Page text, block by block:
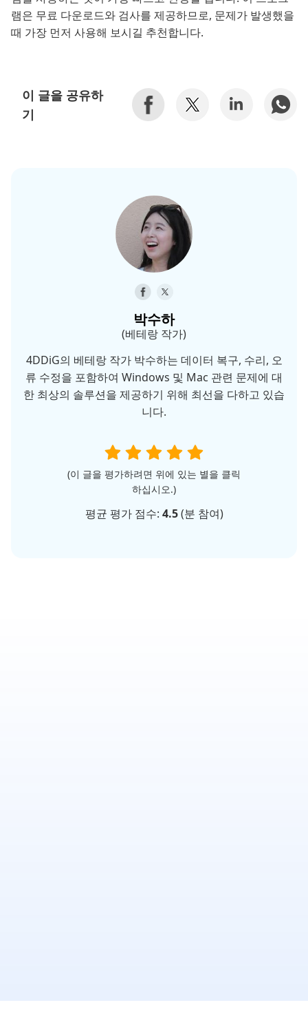
램은 무료 다운로드와 검사를 제공하므로, 문제가 발생했을
때 가장 먼저 사용해 보시길 추천합니다.
이 글을 공유하
기
박수하
(베테랑 작가)
4DDiG의 베테랑 작가 박수하는 데이터 복구, 수리, 오
류 수정을 포함하여 Windows 및 Mac 관련 문제에 대
한 최상의 솔루션을 제공하기 위해 최선을 다하고 있습
니다.
(이 글을 평가하려면 위에 있는 별을 클릭
하십시오.)
평균 평가 점수: 4.5(분 참여)